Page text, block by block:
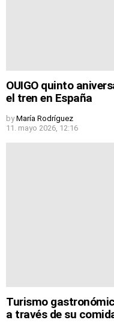
OUIGO quinto
el tren en España
by María Rodríguez
11. mayo 2026, 12:16
Turismo
a través de su